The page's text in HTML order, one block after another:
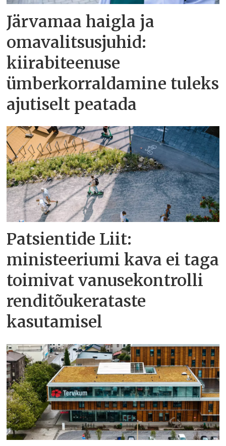
Järvamaa haigla ja
omavalitsusjuhid:
kiirabiteenuse
ümberkorraldamine tuleks
ajutiselt peatada
Patsientide Liit:
ministeeriumi kava ei taga
toimivat vanusekontrolli
renditõukerataste
kasutamisel